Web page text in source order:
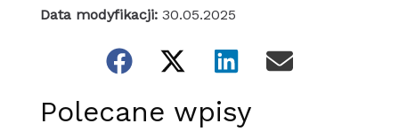
Data modyfikacji: 30.05.2025
Polecane wpisy